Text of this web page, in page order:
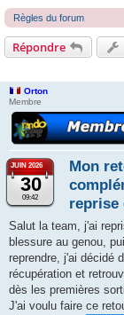
Règles du forum
Répondre
Orton
Membre
JUIN 2026
30
09:42
Mon
reprise
Salut la team, j'ai
blessure au genou,
reprendre, j'ai décidé
récupération et
dès les premières
J'ai voulu faire ce